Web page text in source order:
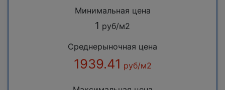
Минимальная цена
1 руб/м2
Среднерыночная цена
1939.41 руб/м2